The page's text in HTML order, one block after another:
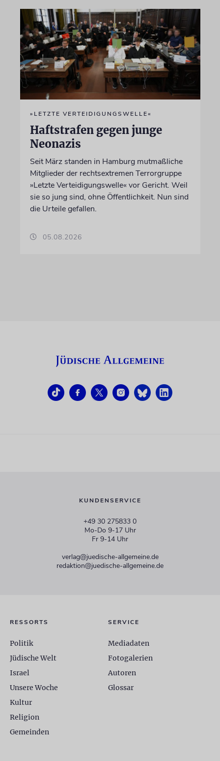
»LETZTE VERTEIDIGUNGSWELLE«
Haftstrafen gegen junge
Neonazis
Seit März standen in Hamburg mutmaßliche
Mitglieder der rechtsextremen Terrorgruppe
»Letzte Verteidigungswelle« vor Gericht. Weil
sie so jung sind, ohne Öffentlichkeit. Nun sind
die Urteile gefallen.
05.08.2026
KUNDENSERVICE
+49 30 275833 0
Mo-Do 9-17 Uhr
Fr 9-14 Uhr
verlag@juedische-allgemeine.de
redaktion@juedische-allgemeine.de
RESSORTS
Politik
Jüdische Welt
Israel
Unsere Woche
Kultur
Religion
Gemeinden
SERVICE
Mediadaten
Fotogalerien
Autoren
Glossar